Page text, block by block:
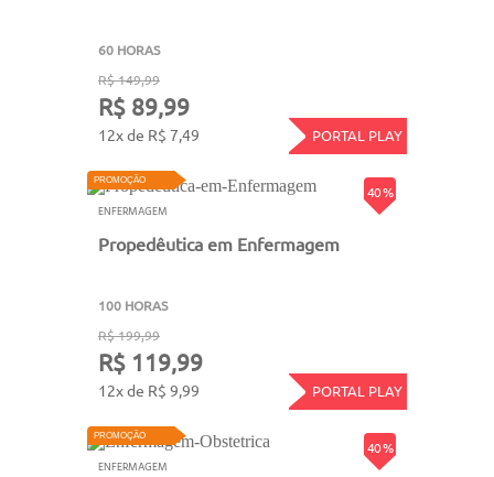
60 HORAS
R$ 149,99
R$ 89,99
12x de R$ 7,49 PORTAL PLAY
40 %
PROMOÇÃO
ENFERMAGEM
Propedêutica em Enfermagem
100 HORAS
R$ 199,99
R$ 119,99
12x de R$ 9,99 PORTAL PLAY
40 %
PROMOÇÃO
ENFERMAGEM